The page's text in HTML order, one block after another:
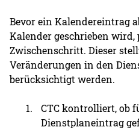
Bevor ein Kalendereintrag
Kalender geschrieben
Zwischenschritt. Dieser
Veränderungen in den
berücksichtigt werden.
CTC kontrolliert, ob
Dienstplaneintrag